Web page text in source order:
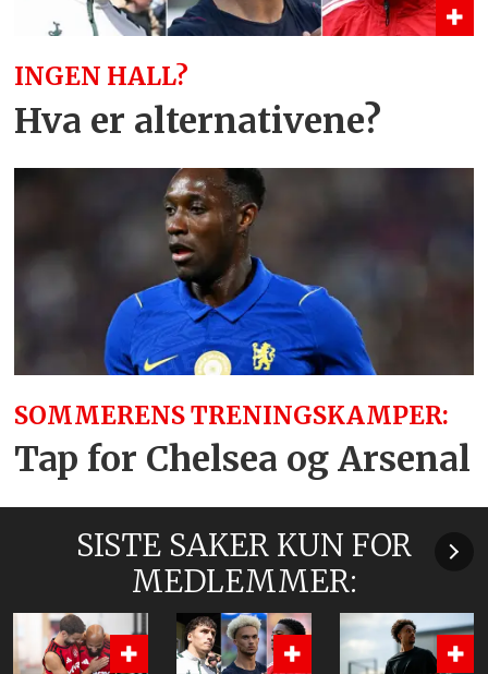
INGEN HALL?
Hva er alternativene?
SOMMERENS TRENINGSKAMPER:
Tap for Chelsea og Arsenal
SISTE SAKER KUN FOR
MEDLEMMER: